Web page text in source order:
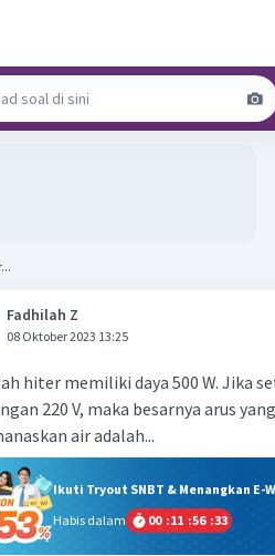
Fadhilah Z
08 Oktober 2023 13:25
hiter memiliki daya 500 W. Jika
220 V, maka besarnya arus
air adalah...
Ikuti Tryout SNBT & Menangkan E-
Habis dalam
00 :11 :56 :32